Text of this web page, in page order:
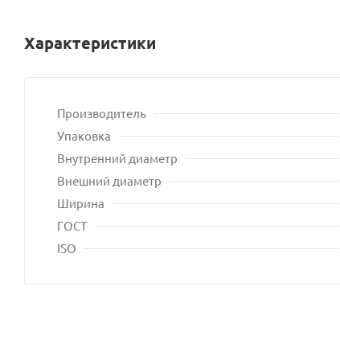
Характеристики
Производитель
Упаковка
Внутренний диаметр
Внешний диаметр
Ширина
ГОСТ
ISO